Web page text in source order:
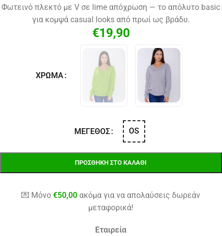
Φωτεινό πλεκτό με V σε lime απόχρωση — το απόλυτο basic
για κομψά casual looks από πρωί ως βράδυ.
€19,90
ΧΡΏΜΑ
ΜΈΓΕΘΟΣ OS
ΠΡΟΣΘΉΚΗ ΣΤΟ ΚΑΛΆΘΙ
💌 Μόνο€50,00 ακόμα για να απολαύσεις δωρεάν
μεταφορικά!
Εταιρεία